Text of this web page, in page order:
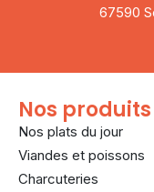
67590
Nos produits
Nos plats du jour
Viandes et poissons
Charcuteries